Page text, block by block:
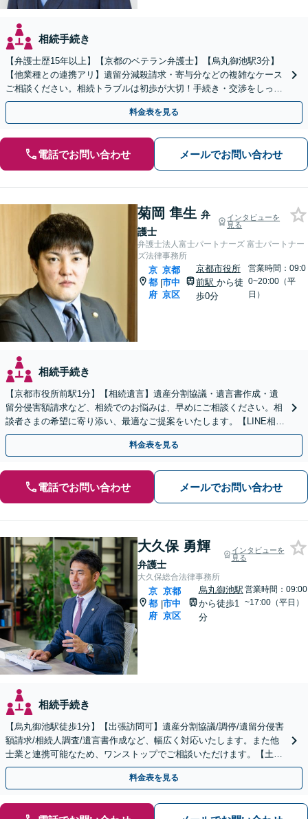
相続手続き
【弁護士歴15年以上】【京都のベテラン弁護士】【烏丸御池駅3分】
【他業種との連携アリ】遺留分減殺請求・寄与分などの複雑なケース
ご相談ください。相続トラブルは初歩が大切！手続き・交渉をしっか
りとサポートします。【初回面談無料】
料金表を見る
電話でお問い合わせ メールでお問い合わせ
菊岡 隼生 弁
護士
インタビューを
見る
弁護士法人富士パートナーズ 富士パートナー
ズ法律事務所
京
都
府
|
京都
市中
京区
京都市役所
前駅 から徒
歩0分
営業時間：09:0
0~20:00（平
日）
相続手続き
【京都市役所前駅1分】【相続遺言】遺産分割協議・遺言書作成・遺
留分侵害額請求など、相続でのお悩みは、早めにご相談ください。相
談者さまの希望に寄り添い、最適なご提案をいたします。【LINE相談
可能】【土日対応可能】【初回面談1時間無料】
料金表を見る
電話でお問い合わせ メールでお問い合わせ
大久保 勇輝
弁護士
インタビューを
見る
大久保総合法律事務所
京
都
府
|
京都
市中
京区
烏丸御池駅
から徒歩1
分
営業時間：09:00
~17:00（平日）
相続手続き
【烏丸御池駅徒歩1分】【出張訪問可】遺産分割協議/調停/遺留分侵害
額請求/相続人調査/遺言書作成など、幅広く対応いたします。また他
士業と連携可能なため、ワンストップでご相談いただけます。【土日
夜間対応】
料金表を見る